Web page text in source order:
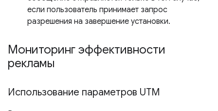
если пользователь принимает запрос
разрешения на завершение установки.
Мониторинг эффективности
рекламы
Использование параметров UTM